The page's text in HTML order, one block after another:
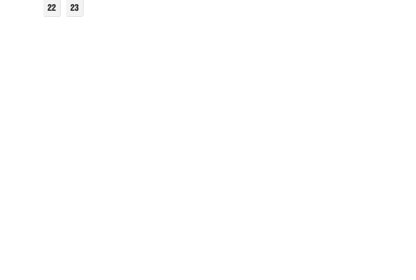
22
23